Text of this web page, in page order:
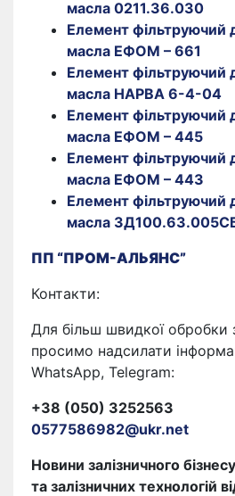
масла 0211.36.030
Елемент фільтруючий
масла ЕФОМ – 661
Елемент фільтруючий
масла НАРВА 6-4-04
Елемент фільтруючий
масла ЕФОМ – 445
Елемент фільтруючий
масла ЕФОМ – 443
Елемент фільтруючий
масла
ПП “ПРОМ-АЛЬЯНС”
Контакти:
Для більш швидкої обробки
просимо надсилати
WhatsApp, Telegram:
+38 (050) 3252563
0577586982@ukr.net
Новини залізничного
та залізничних технологій